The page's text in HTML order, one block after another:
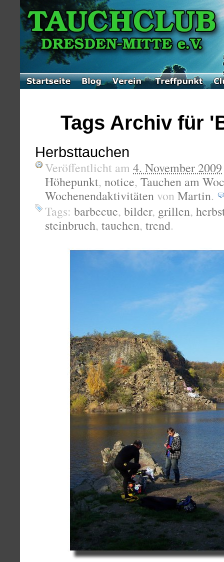
Tags Archiv für
Herbsttauchen
Veröffentlicht am 4. November 2009
Höhepunkt, notice, Tauchen am
Wochenendaktivitäten von Martin.
Tags: barbecue, bilder, grillen,
steinbruch, tauchen, trend.